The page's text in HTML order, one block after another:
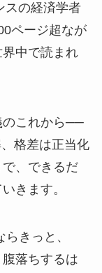
スの経済学者
ページ超なが
中で読まれ
のこれから──
格差は正当化
、できるだ
きます。
きっと、
腹落ちするは